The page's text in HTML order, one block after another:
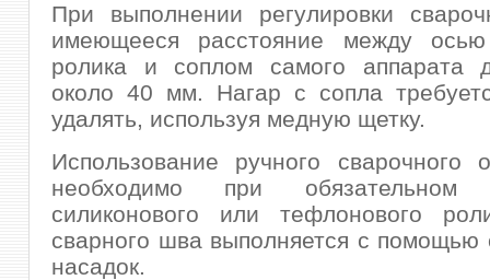
При выполнении регулировки
имеющееся расстояние между осью
ролика и соплом самого аппарата
около 40 мм. Нагар с сопла
удалять, используя медную щетку.
Использование ручного сварочного
необходимо при обязательном
силиконового или тефлонового
сварного шва выполняется с помощью
насадок.